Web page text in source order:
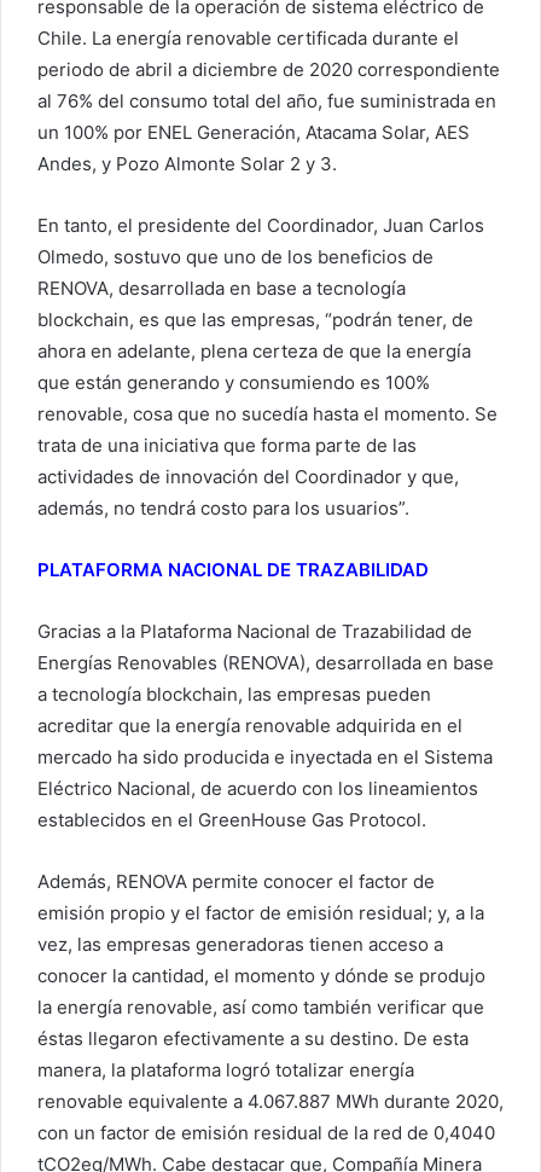
responsable de la operación de sistema eléctrico de
Chile. La energía renovable certificada durante el
periodo de abril a diciembre de 2020 correspondiente
al 76% del consumo total del año, fue suministrada en
un 100% por ENEL Generación, Atacama Solar, AES
Andes, y Pozo Almonte Solar 2 y 3.
En tanto, el presidente del Coordinador, Juan Carlos
Olmedo, sostuvo que uno de los beneficios de
RENOVA, desarrollada en base a tecnología
blockchain, es que las empresas, “podrán tener, de
ahora en adelante, plena certeza de que la energía
que están generando y consumiendo es 100%
renovable, cosa que no sucedía hasta el momento. Se
trata de una iniciativa que forma parte de las
actividades de innovación del Coordinador y que,
además, no tendrá costo para los usuarios”.
PLATAFORMA NACIONAL DE TRAZABILIDAD
Gracias a la Plataforma Nacional de Trazabilidad de
Energías Renovables (RENOVA), desarrollada en base
a tecnología blockchain, las empresas pueden
acreditar que la energía renovable adquirida en el
mercado ha sido producida e inyectada en el Sistema
Eléctrico Nacional, de acuerdo con los lineamientos
establecidos en el GreenHouse Gas Protocol.
Además, RENOVA permite conocer el factor de
emisión propio y el factor de emisión residual; y, a la
vez, las empresas generadoras tienen acceso a
conocer la cantidad, el momento y dónde se produjo
la energía renovable, así como también verificar que
éstas llegaron efectivamente a su destino. De esta
manera, la plataforma logró totalizar energía
renovable equivalente a 4.067.887 MWh durante 2020,
con un factor de emisión residual de la red de 0,4040
tCO2eq/MWh. Cabe destacar que, Compañía Minera